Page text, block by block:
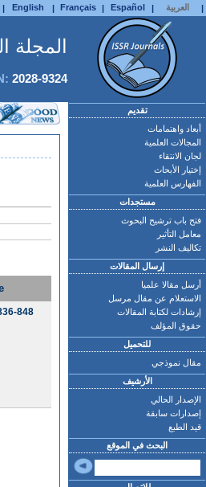
| English | Français | Español | العربية |
المجلة
2028-9324
848
تقديم
أبعاد واهتمامات
المجالات العلمية
لجان الانتقاء
إختيار الأبحاث
الفهارس العلمية
مستجدات
فتح باب ترشيح البحوث
معامل التأثير
تكاليف النشر
إرسال المقالات
أرسل مقالا علميا
الاستعلام عن مقال مرسل
إرشادات لكتابة المقالات
حقوق المؤلف
للتحميل
مقال نموذجي
الأرشيف
الإصدار الحالي
إصدارات سابقة
قيد الطبع
البحث في الموقع